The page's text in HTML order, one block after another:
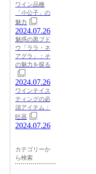
ワイン品種
「小公子」の
魅力
2024.07.26
魅惑の黒ブド
ウ「ララ・ネ
アグラ」：そ
の魅力を探る
2024.07.26
ワインテイス
ティングの必
須アイテム：
吐器
2024.07.26
カテゴリーか
ら検索